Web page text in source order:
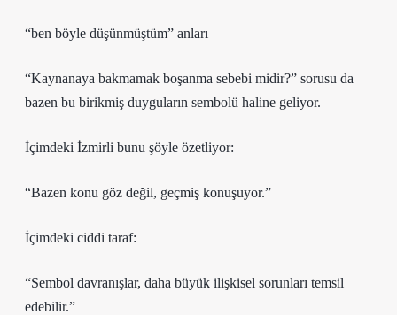
“ben böyle düşünmüştüm” anları
“Kaynanaya bakmamak boşanma sebebi midir?” sorusu da
bazen bu birikmiş duyguların sembolü haline geliyor.
İçimdeki İzmirli bunu şöyle özetliyor:
“Bazen konu göz değil, geçmiş konuşuyor.”
İçimdeki ciddi taraf:
“Sembol davranışlar, daha büyük ilişkisel sorunları temsil
edebilir.”